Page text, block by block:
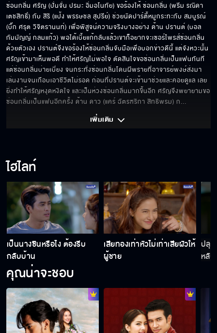
พร้อมนะอาวุธครบมือแล้ว
หายปากเก่งหรือยัง
ไม่รู้ว่าชอบแค่ไหน แต่อยู่ด้วยแล้วมีความสุข
เห็นว่ามันรวยก็เลยใจอ่อนงั้นสิ
แล้วมึงจะปลอมตัวกันทำไม
ช่างซ่อม Internet คนใหม่ครับ
ซ่อนกลิ่น ศรัญ (ปั่นจั่น ปรมะ อิ่มอโนทัย) ขอร้องให้ ซ่อนกลิ่น (พรีม รณิดา
เตชสิทธิ์) กับ สิริ (แป้ง พรรษชล สุปรีย์) ช่วยนัดปาร์ตี้หมูกระทะกับ สมบูรณ์
(บิ๊ก ศรุต วิจิตรานนท์) เพื่อพิสูจน์ความจริงบางอย่าง ด้าน ปรานต์ (บอล
กัมมัญญ์ กลมแก้ว) พอได้เบี้ยแก้กลับแล้วเขาก็อยากจะเซอร์ไพรส์ซ่อนกลิ่น
ด้วยตัวเอง ปรานต์จึงขอร้องให้ซ่อนกลิ่นจับมือเพื่อบอกข่าวดีนี้ แต่จังหวะนั้น
ศรัญเข้ามาเห็นพอดี ทำให้ศรัญไม่พอใจ ตัดสินใจขอซ่อนกลิ่นเป็นแฟนทันที
แต่ซ่อนกลิ่นบ่ายเบี่ยง จนกระทั่งซ่อนกลิ่นโดนผีพรายที่อาจารย์พงษ์ส่งมา
เล่นงานจนเกือบเอาชีวิตไม่รอด ก่อนที่ปรานต์จะเข้ามาช่วยและคอยดูแล เลย
ยิ่งทำให้ศรัญหงุดหงิดใจ และเป็นห่วงซ่อนกลิ่นมากขึ้นอีก ศรัญจึงพยายามขอ
ซ่อนกลิ่นเป็นแฟนอีกครั้ง ด้าน ดาว (แคร์ ฉัตรฑริกา สิทธิพรม) ก...
เพิ่มเติม
ไฮไลท์
เป็นนางซินหรือไง ต้องรีบ
กลับบ้าน
เสียทองเท่าหัวไม่เท่าเสียผัวให้
ผู้ชาย
ปลุ
หลั
คุณน่าจะชอบ